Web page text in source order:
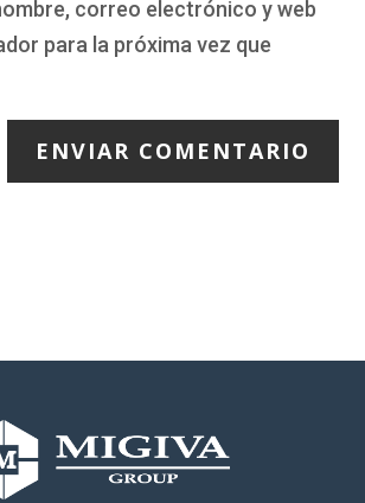
correo electrónico y web
para la próxima vez que
ENVIAR COMENTARIO